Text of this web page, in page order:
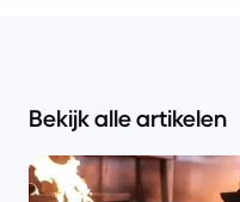
Bekijk alle artikelen